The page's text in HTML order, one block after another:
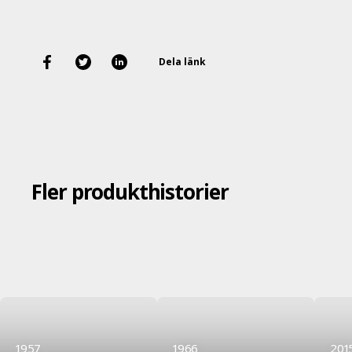
Dela länk
Fler produkthistorier
1957 1966